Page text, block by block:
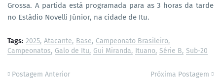
Grossa. A partida está programada para as 3 horas da tarde
no Estádio Novelli Júnior, na cidade de Itu.
Tags: 2025 Atacante Base Campeonato Brasileiro
Campeonatos Galo de Itu Gui Miranda Ituano Série B Sub-20
Postagem Anterior Próxima Postagem